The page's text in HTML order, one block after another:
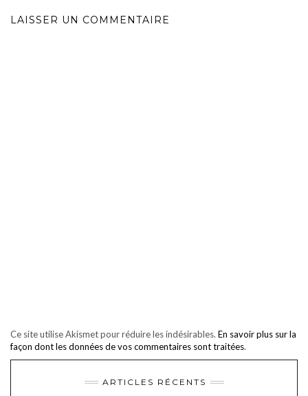
LAISSER UN COMMENTAIRE
Ce site utilise Akismet pour réduire les indésirables. En savoir plus sur la
façon dont les données de vos commentaires sont traitées.
ARTICLES RÉCENTS